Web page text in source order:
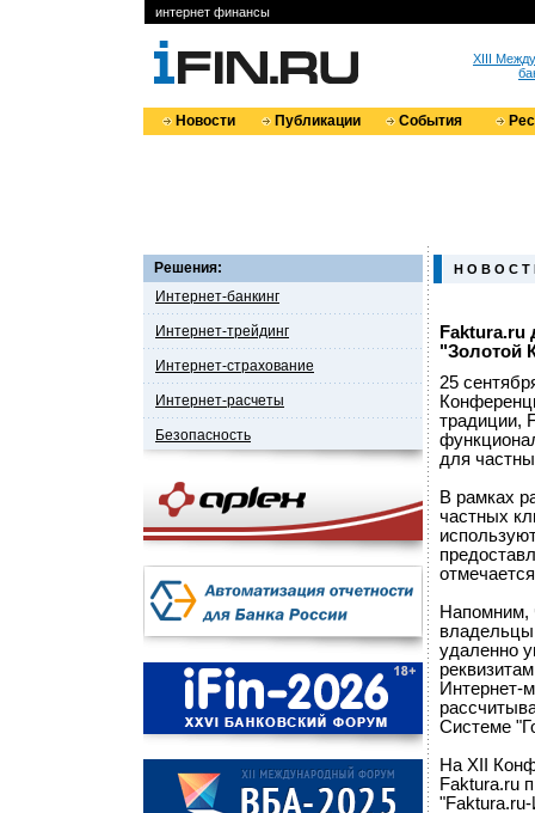
интернет финансы
XIII
Новости Публикации События
Решения:
Интернет-банкинг
Интернет-трейдинг
Интернет-страхование
Интернет-расчеты
Безопасность
Н О В О С Т
Faktura.ru
"Золотой
25
традиции,
для
В рамках
частных
Напомним,
владельцы
удаленно
Интернет-
Системе
На XII
Faktura.ru